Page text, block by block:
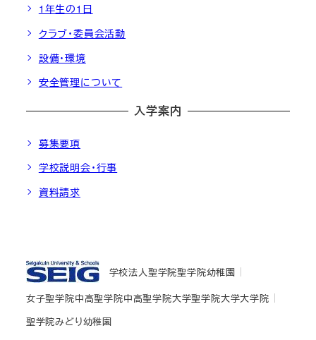
1年生の1日
クラブ・委員会活動
設備・環境
安全管理について
入学案内
募集要項
学校説明会・行事
資料請求
学校法人聖学院聖学院幼稚園
女子聖学院中高聖学院中高聖学院大学聖学院大学大学院
聖学院みどり幼稚園